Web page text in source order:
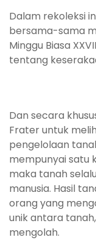
Dalam rekoleksi
bersama-sama
Minggu Biasa
tentang
Dan secara
Frater untuk
pengelolaan
mempunyai satu
maka tanah
manusia. Hasil
orang yang
unik antara
mengolah.